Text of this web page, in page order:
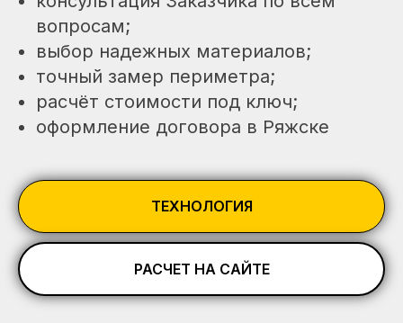
вопросам;
выбор надежных материалов;
точный замер периметра;
расчёт стоимости под ключ;
оформление договора в Ряжске
ТЕХНОЛОГИЯ
РАСЧЕТ НА САЙТЕ